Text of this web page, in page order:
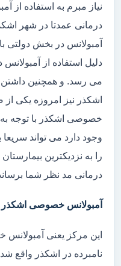
نیاز مبرم به استفاده از
درمانی عمدتا در شهر
آمبولانس در بخش دولتی
دلیل استفاده از
می رسد. و همچنین
اشکذر نیز امروزه یکی
خصوصی اشکذر با توجه به
وجود دارد می تواند
را به نزدیکترین
درمانی مد نظر شما
آمبولانس خصوصی اشکذر
این مرکز یعنی
نامبرده در اشکذر واقع